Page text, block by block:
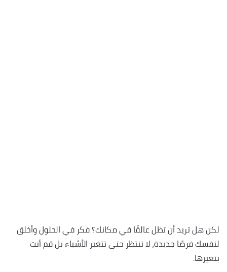
لكن هل تريد أن تظل عالقًا في مكانك؟ فكر في الحلول وأخلق
لنفسك فرصًا جديدة، لا تنتظر حتى تتغير الأشياء بل قم أنت
بتغيرها.